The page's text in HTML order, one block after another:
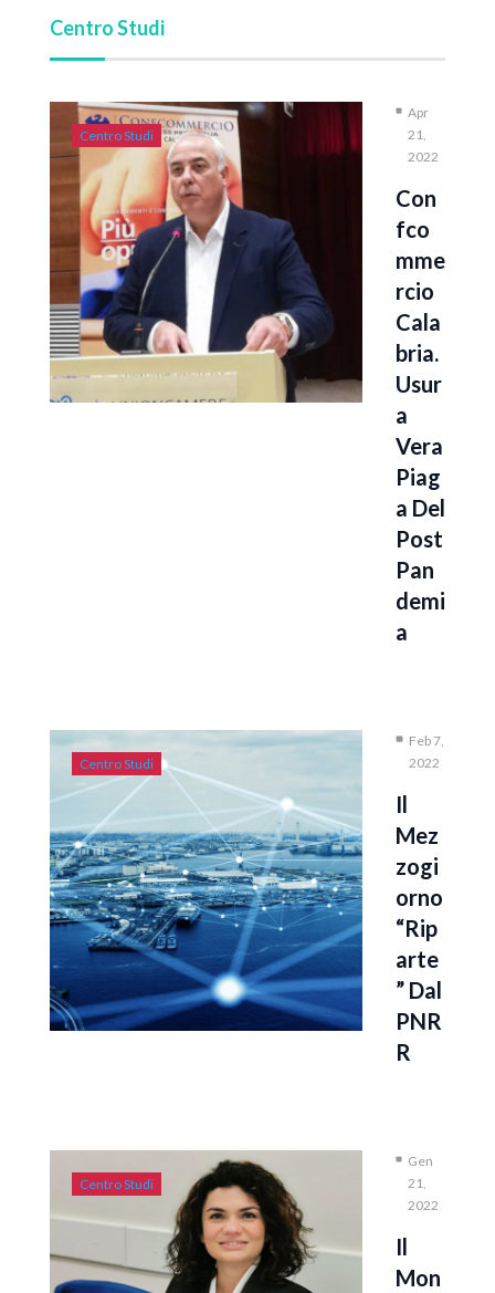
Centro Studi
Centro Studi
Apr
21,
2022
Con
Fco
Mme
Rcio
Cala
Bria.
Usur
A
Vera
Piag
A Del
Post
Pan
Demi
A
Centro Studi
Feb 7,
2022
Il
Mez
Zogi
Orno
“rip
Arte
” Dal
PNR
R
Centro Studi
Gen
21,
2022
Il
Mon